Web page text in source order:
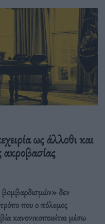
ως άλλοθι και
ακροβασίας
δεν
που ο πόλεμος
κανονικοποιείται μέσω